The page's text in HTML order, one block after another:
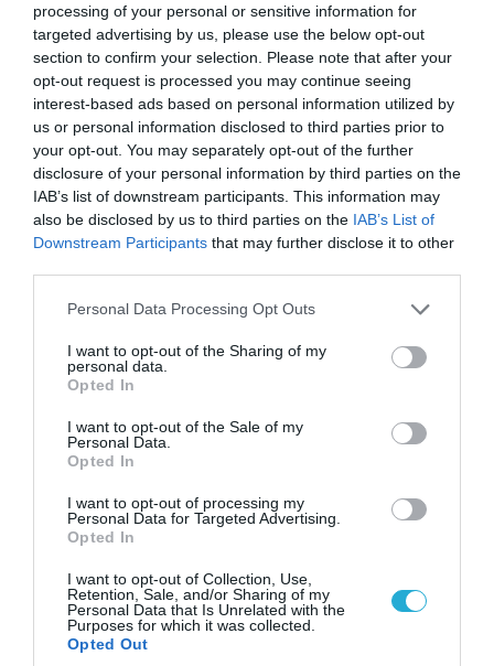
processing of your personal or sensitive information for
targeted advertising by us, please use the below opt-out
section to confirm your selection. Please note that after your
opt-out request is processed you may continue seeing
interest-based ads based on personal information utilized by
us or personal information disclosed to third parties prior to
your opt-out. You may separately opt-out of the further
disclosure of your personal information by third parties on the
IAB’s list of downstream participants. This information may
also be disclosed by us to third parties on the IAB’s List of
Downstream Participants that may further disclose it to other
Please note that this website/app uses one or more Google
not limited to your visit or usage behaviour. You may click to
grant or deny consent to Google and its third-party tags to
use your data for below specified purposes in below Google
consent section.
Personal Data Processing Opt Outs
I want to opt-out of the Sharing of my
personal data.
Opted In
I want to opt-out of the Sale of my
Personal Data.
Opted In
I want to opt-out of processing my
Personal Data for Targeted Advertising.
Opted In
I want to opt-out of Collection, Use,
Retention, Sale, and/or Sharing of my
Personal Data that Is Unrelated with the
Purposes for which it was collected.
Opted Out
09.08.2026 | 17:02
ΣΥΡΙΖΑ για υποκλοπές: «Το (παρα)κράτος της ΝΔ
έχει συνέχεια και συνέπεια»
«Η απόλυτη τραγωδία»: Η «αιχμηρή» ανάρτηση
του Αρκά για τα τατουάζ (φωτο)